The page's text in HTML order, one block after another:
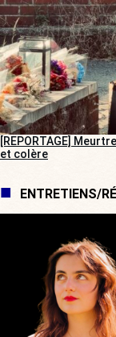
[REPORTAGE]
et colère
ENTRETIENS/